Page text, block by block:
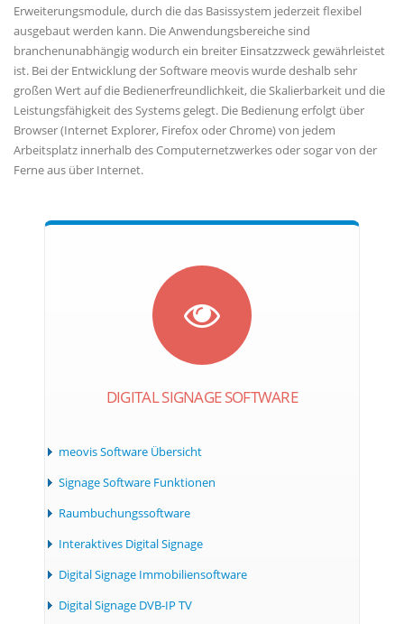
Erweiterungsmodule, durch die das Basissystem jederzeit flexibel
ausgebaut werden kann. Die Anwendungsbereiche sind
branchenunabhängig wodurch ein breiter Einsatzzweck gewährleistet
ist. Bei der Entwicklung der Software meovis wurde deshalb sehr
großen Wert auf die Bedienerfreundlichkeit, die Skalierbarkeit und die
Leistungsfähigkeit des Systems gelegt. Die Bedienung erfolgt über
Browser (Internet Explorer, Firefox oder Chrome) von jedem
Arbeitsplatz innerhalb des Computernetzwerkes oder sogar von der
Ferne aus über Internet.
DIGITAL SIGNAGE SOFTWARE
meovis Software Übersicht
Signage Software Funktionen
Raumbuchungssoftware
Interaktives Digital Signage
Digital Signage Immobiliensoftware
Digital Signage DVB-IP TV